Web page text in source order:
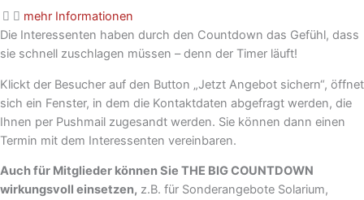
mehr Informationen
Die Interessenten haben durch den Countdown das Gefühl, dass
sie schnell zuschlagen müssen – denn der Timer läuft!
Klickt der Besucher auf den Button „Jetzt Angebot sichern“, öffnet
sich ein Fenster, in dem die Kontaktdaten abgefragt werden, die
Ihnen per Pushmail zugesandt werden. Sie können dann einen
Termin mit dem Interessenten vereinbaren.
Auch für Mitglieder können Sie THE BIG COUNTDOWN
wirkungsvoll einsetzen, z.B. für Sonderangebote Solarium,